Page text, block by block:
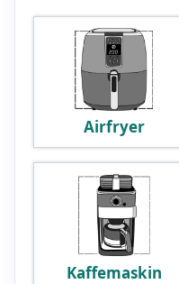
Airfryer
Kaffemaskin